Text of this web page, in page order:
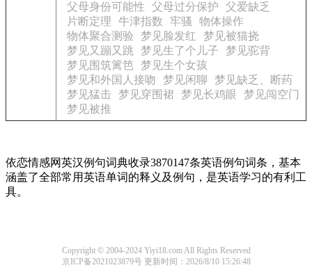
父母身份可能性
父母过分保护
父爱缺乏
片断定理
牛津指数 牢骚
物体操作
物体聚合测验
梦见脸发红
梦见被猫挠
梦见又蹦又跳
梦见生了个儿子
梦见驼背
梦见围筑篱笆
梦见生个女孩
梦见和外国人接吻
梦见闲聊
梦见缺乏、断药
梦见猛击
梦见穿围裙 梦见长鸡眼
梦见闯空门
梦见被推
依恋情感网英汉例句词典收录3870147条英语例句词条，基本
涵盖了全部常用英语单词的释义及例句，是英语学习的有利工
具。
Copyright © 2004-2024 Yiyi18.com All Rights Reserved
京ICP备2021023879号 更新时间：2026/8/10 15:26:48